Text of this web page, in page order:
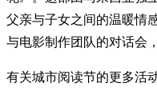
父亲与子女之间的温暖情
与电影制作团队的对话会
有关城市阅读节的更多活